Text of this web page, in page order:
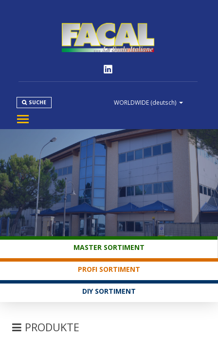
WORLDWIDE (deutsch)
SUCHE
PRODUKTE
NORMEN
MEDIEN
DOWNLOAD
KUNDENDIENST
MASTER SORTIMENT
PROFI SORTIMENT
DIY SORTIMENT
PRODUKTE